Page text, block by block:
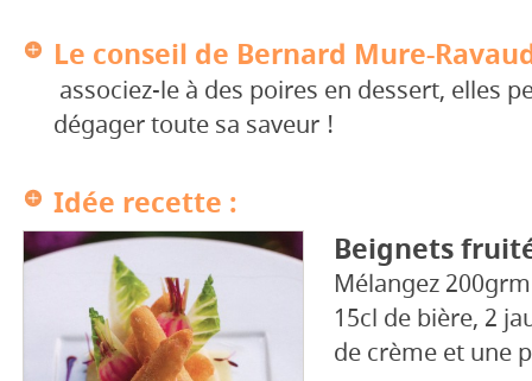
Le conseil de Bernard Mure-
associez-le à des poires en dessert, elles
dégager toute sa saveur !
Idée recette :
Beignets
Mélangez
15cl de bière, 2
de crème et une